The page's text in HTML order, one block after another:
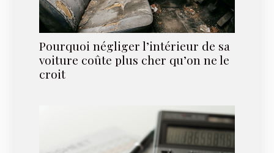
Pourquoi négliger l’intérieur de sa
voiture coûte plus cher qu’on ne le
croit